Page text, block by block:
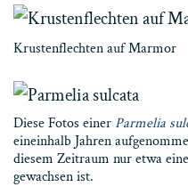
Krustenflechten auf Marmor
Diese Fotos einerParmelia
eineinhalb Jahren
diesem Zeitraum nur etwa
gewachsen ist.